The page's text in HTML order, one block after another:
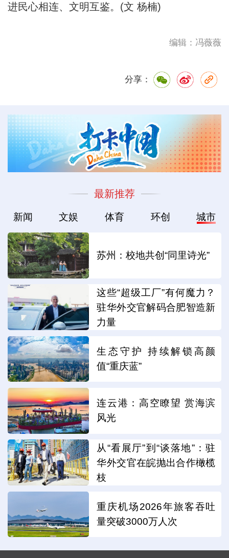
进民心相连、文明互鉴。(文 杨楠)
编辑：冯薇薇
分享：
最新推荐
新闻 文娱 体育 环创 城市
苏州：校地共创“同里诗光”
这些“超级工厂”有何魔力？
驻华外交官解码合肥智造新
力量
生态守护 持续解锁高颜
值“重庆蓝”
连云港：高空瞭望 赏海滨
风光
从“看展厅”到“谈落地”：驻
华外交官在皖抛出合作橄榄
枝
重庆机场2026年旅客吞吐
量突破3000万人次